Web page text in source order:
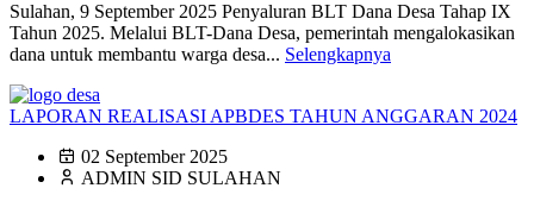
Sulahan, 9 September 2025 Penyaluran BLT Dana Desa Tahap IX
Tahun 2025. Melalui BLT-Dana Desa, pemerintah mengalokasikan
dana untuk membantu warga desa... Selengkapnya
LAPORAN REALISASI APBDES TAHUN ANGGARAN 2024
02 September 2025
ADMIN SID SULAHAN